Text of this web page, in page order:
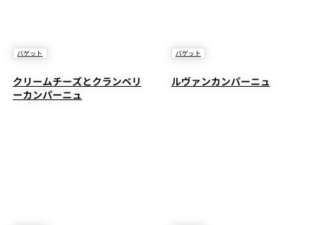
バゲット
クリームチーズとクランベリ
ーカンパーニュ
バゲット
ルヴァンカンパーニュ